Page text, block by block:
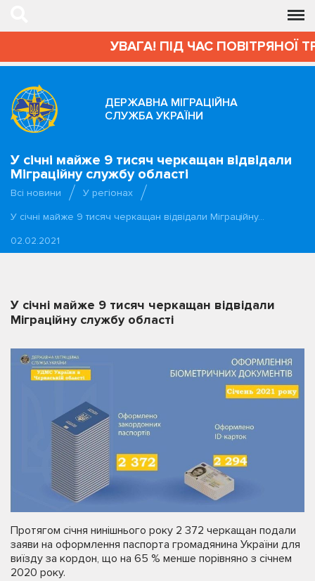
УВАГА! ПІД ЧАС ПОВІТРЯНОЇ
ДЕРЖАВНА МІГРАЦІЙНА
СЛУЖБА УКРАЇНИ
У січні майже 9 тисяч черкащан відвідали
Міграційну службу області
Всі новини
У регіонах
У січні майже 9 тисяч черкащан відвідали Міграційну…
02.02.2021
У січні майже 9 тисяч черкащан відвідали
Міграційну службу області
Протягом січня нинішнього року 2 372 черкащан подали
заяви на оформлення паспорта громадянина України для
виїзду за кордон, що на 65 % менше порівняно з січнем
2020 року.